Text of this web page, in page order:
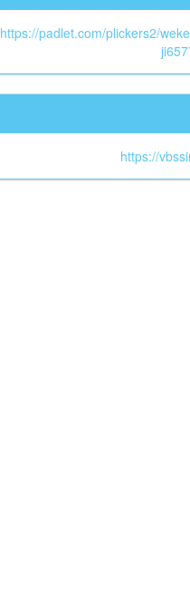
https://padlet.com/plickers2/
https://